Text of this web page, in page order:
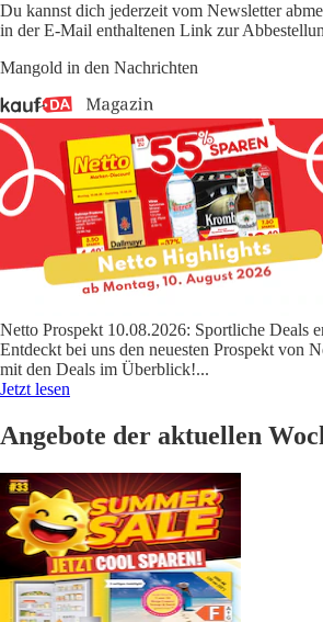
Du kannst dich jederzeit vom Newsletter
in der E-Mail enthaltenen Link zur
Mangold in den Nachrichten
Netto Prospekt 10.08.2026: Sportliche Deals
Entdeckt bei uns den neuesten Prospekt von
mit den Deals im Überblick!...
Jetzt lesen
Angebote der aktuellen